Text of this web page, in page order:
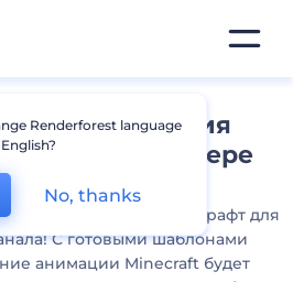
и анимация
в вашем браузере
или анимацию Майнкрафт для
С готовыми шаблонами
анимации Minecraft будет
Renderforest language
No, thanks